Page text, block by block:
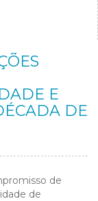
E
DE
de
de